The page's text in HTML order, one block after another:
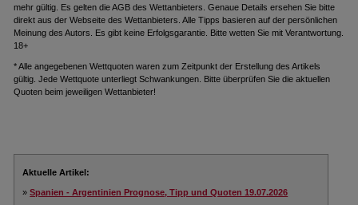
mehr gültig. Es gelten die AGB des Wettanbieters. Genaue Details ersehen Sie bitte
direkt aus der Webseite des Wettanbieters. Alle Tipps basieren auf der persönlichen
Meinung des Autors. Es gibt keine Erfolgsgarantie. Bitte wetten Sie mit Verantwortung.
18+
* Alle angegebenen Wettquoten waren zum Zeitpunkt der Erstellung des Artikels
gültig. Jede Wettquote unterliegt Schwankungen. Bitte überprüfen Sie die aktuellen
Quoten beim jeweiligen Wettanbieter!
Aktuelle Artikel:
»Spanien - Argentinien Prognose, Tipp und Quoten 19.07.2026